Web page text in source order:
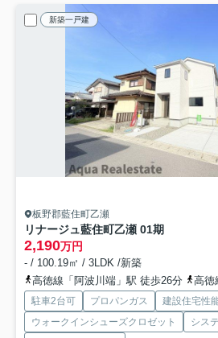
新築一戸建
板野郡藍住町乙瀬
リナージュ藍住町乙瀬 01期
2,190万円
- / 100.19㎡ / 3LDK /新築
高徳線「阿波川端」駅 徒歩26分
高徳
駐車2台可 プロパンガス
建設住宅性
ウォークインシューズクロゼット
シス